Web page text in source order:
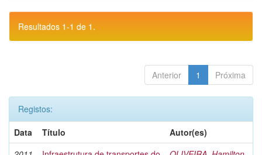
Resultados 1-1 de 1.
Anterior 1 Próxima
Registos:
Data
Título
Autor(es)